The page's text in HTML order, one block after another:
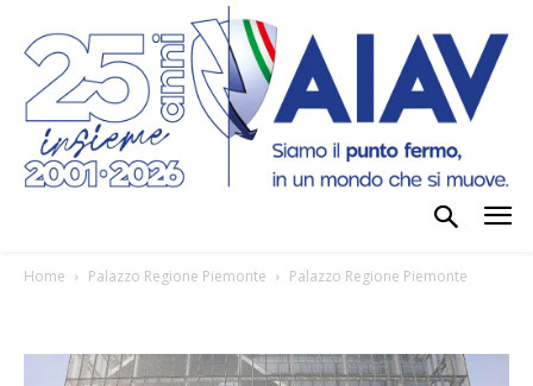
Home Palazzo Regione Piemonte Palazzo Regione Piemonte